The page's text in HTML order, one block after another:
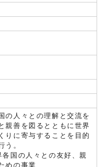
の人々との理解と交流を
親善を図るとともに世界
りに寄与することを目的
う。
国の人々との友好、親
めの事業